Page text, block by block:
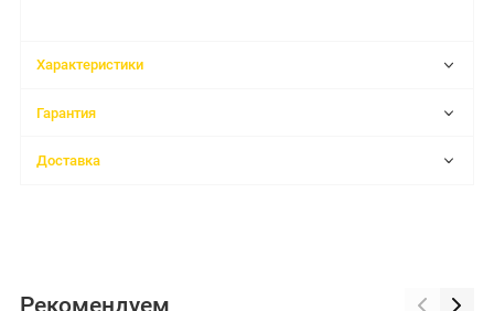
Характеристики
Гарантия
Доставка
Рекомендуем